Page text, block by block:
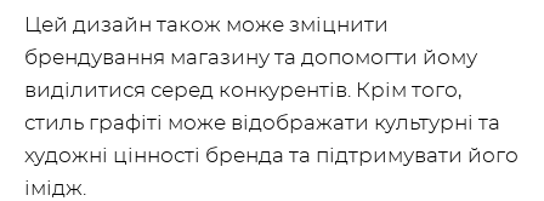
Цей дизайн також може зміцнити
брендування магазину та допомогти йому
виділитися серед конкурентів. Крім того,
стиль графіті може відображати культурні та
художні цінності бренда та підтримувати його
імідж.